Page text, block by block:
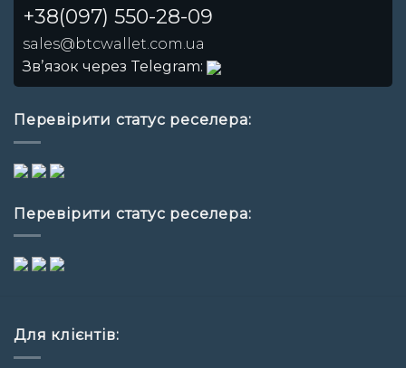
+38(097) 550-28-09
sales@btcwallet.com.ua
Звʼязок через Telegram:
Перевірити статус реселера:
Перевірити статус реселера:
Для клієнтів: